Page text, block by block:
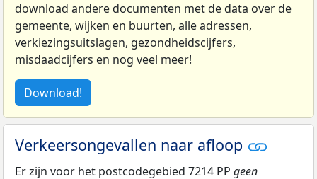
download andere documenten met de data over de
gemeente, wijken en buurten, alle adressen,
verkiezingsuitslagen, gezondheidscijfers,
misdaadcijfers en nog veel meer!
Download!
Verkeersongevallen naar afloop
Er zijn voor het postcodegebied 7214 PP geen